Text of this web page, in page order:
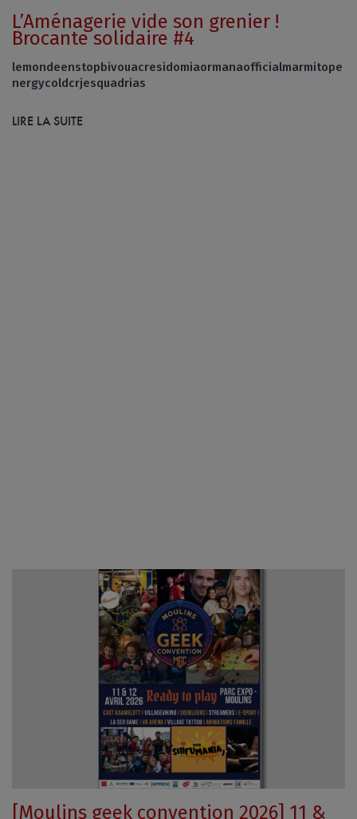
L’Aménagerie vide son grenier !
Brocante solidaire #4
lemondeenstopbivouacresidomiaormanaofficialmarmitope
nergycoldcrjesquadrias
LIRE LA SUITE
[Moulins geek convention 2026] 11 &